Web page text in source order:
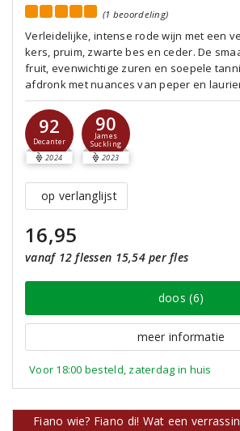
(1 beoordeling)
Verleidelijke, intense rode wijn met een
kers, pruim, zwarte bes en ceder. De
fruit, evenwichtige zuren en soepele
afdronk met nuances van peper en
92
Decanter
2024
90
James
Suckling
2023
op verlanglijst
16,95
vanaf 12 flessen 15,54 per fles
doos (6)
meer informatie
Voor 18:00 besteld, zaterdag in huis
Fiano wie? Fiano di! Wat een